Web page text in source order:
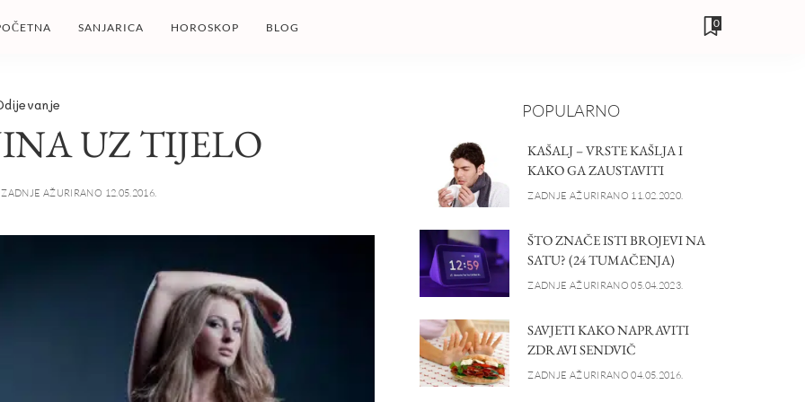
SANJARICA HOROSKOP BLOG 0
UZ TIJELO
ZADNJE AŽURIRANO 12.05.2016.
POPULARNO
KAŠALJ – VRSTE KAŠLJA I
KAKO GA ZAUSTAVITI
ZADNJE AŽURIRANO 11.02.2020.
ŠTO ZNAČE ISTI BROJEVI NA
SATU? (24 TUMAČENJA)
ZADNJE AŽURIRANO 05.04.2023.
SAVJETI KAKO NAPRAVITI
ZDRAVI SENDVIČ
ZADNJE AŽURIRANO 04.05.2016.